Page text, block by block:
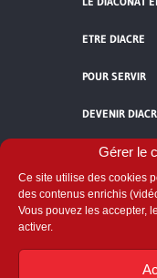
Gérer le
Ce site utilise des cookies
des contenus enrichis
Vous pouvez les accepter,
activer.
ETRE DIACRE
POUR SERVIR
DEVENIR
TÉMOIGNAGES
ACCUEIL